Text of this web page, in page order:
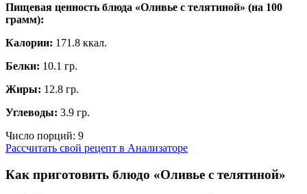
Пищевая ценность блюда «Оливье с телятиной» (на 100
грамм):
Калории: 171.8 ккал.
Белки: 10.1 гр.
Жиры: 12.8 гр.
Углеводы: 3.9 гр.
Число порций: 9
Рассчитать свой рецепт в Анализаторе
Как приготовить блюдо «Оливье с телятиной»